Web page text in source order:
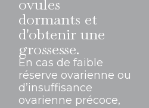
ovules
dormants et
d'obtenir une
grossesse.
En cas de faible
réserve ovarienne ou
d’insuffisance
ovarienne précoce,